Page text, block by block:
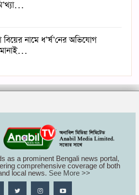
বিয়ের নামে ধ’র্ষ’নের অভিযোগ
as a prominent Bengali news portal,
comprehensive coverage of both
local news. See More >>